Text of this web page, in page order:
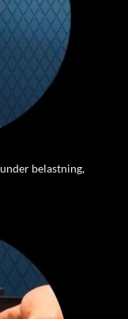
belastning,